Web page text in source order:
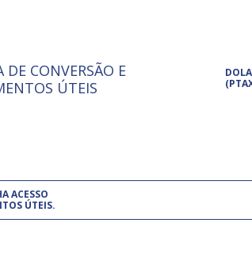
ISO 9001: 2015
A International Organization for
Standardization é um conjunto de
DE CONVERSÃO E
ÚTEIS
ACESSO
ÚTEIS.